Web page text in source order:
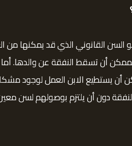
السن القانوني الذي قد يمكنها
أن تسقط النفقة عن والدها.
أن يستطيع الابن العمل
دون أن يلتزم بوصولهم لسن